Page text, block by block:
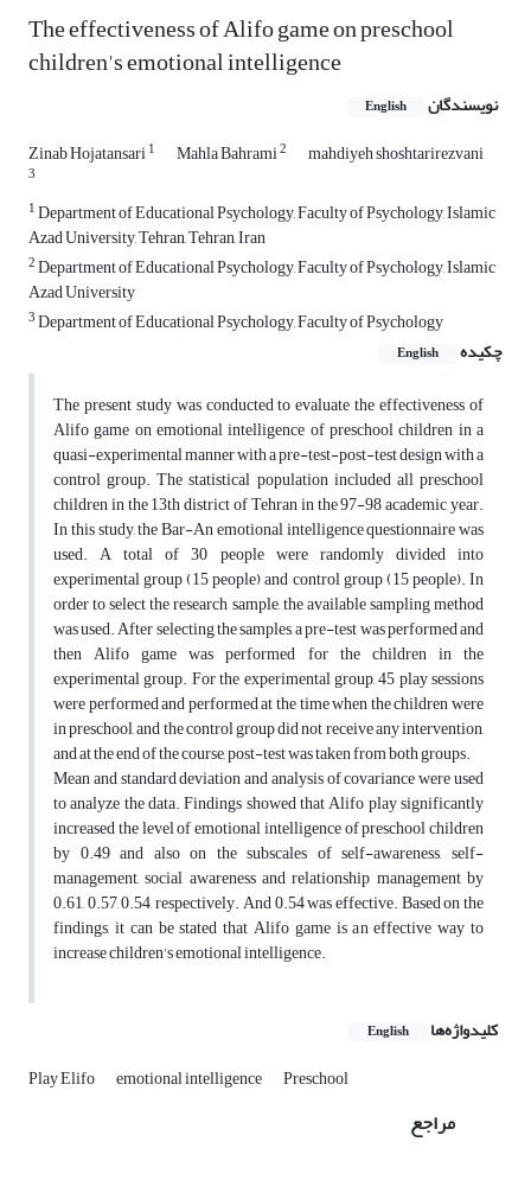
The effectiveness of Alifo game on preschool
children's emotional intelligence
نویسندگان English
Zinab Hojatansari1 Mahla Bahrami2 mahdiyeh shoshtarirezvani
3
1Department of Educational Psychology, Faculty of Psychology, Islamic
Azad University, Tehran, Tehran, Iran
2Department of Educational Psychology, Faculty of Psychology, Islamic
Azad University
3Department of Educational Psychology, Faculty of Psychology
چکیده
English
The present study was conducted to evaluate the effectiveness of
Alifo game on emotional intelligence of preschool children in a
quasi-experimental manner with a pre-test-post-test design with a
control group. The statistical population included all preschool
children in the 13th district of Tehran in the 97-98 academic year.
In this study, the Bar-An emotional intelligence questionnaire was
used. A total of 30 people were randomly divided into
experimental group (15 people) and control group (15 people). In
order to select the research sample, the available sampling method
was used. After selecting the samples, a pre-test was performed and
then Alifo game was performed for the children in the
experimental group. For the experimental group, 45 play sessions
were performed and performed at the time when the children were
in preschool, and the control group did not receive any intervention,
and at the end of the course, post-test was taken from both groups.
Mean and standard deviation and analysis of covariance were used
to analyze the data. Findings showed that Alifo play significantly
increased the level of emotional intelligence of preschool children
by 0.49 and also on the subscales of self-awareness, self-
management, social awareness and relationship management by
0.61, 0.57, 0.54, respectively. And 0.54 was effective. Based on the
findings, it can be stated that Alifo game is an effective way to
increase children's emotional intelligence.
کلیدواژه‌ها English
Play Elifo emotional intelligence Preschool
مراجع